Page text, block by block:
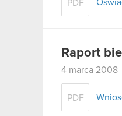
PDF
Raport
4 marca 2008
PDF